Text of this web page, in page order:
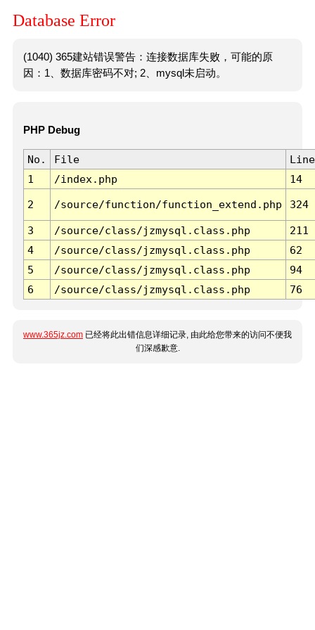
Database Error
(1040) 365建站错误警告：连接数据库失败，可能的原
因：1、数据库密码不对; 2、mysql未启动。
PHP Debug
No. File
Line
1
/index.php 14
2 /source/function/function_extend.php 324
3 /source/class/jzmysql.class.php
211
4
/source/class/jzmysql.class.php
62
5
/source/class/jzmysql.class.php
94
6
/source/class/jzmysql.class.php 76
www.365jz.com 已经将此出错信息详细记录, 由此给您带来的访问不便我
们深感歉意.